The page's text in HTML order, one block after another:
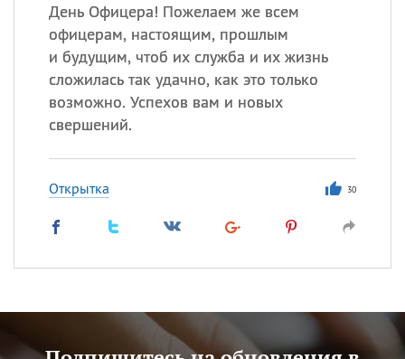
День Офицера! Пожелаем же всем
офицерам, настоящим, прошлым
и будущим, чтоб их служба и их жизнь
сложилась так удачно, как это только
возможно. Успехов вам и новых
свершений.
Открытка 30